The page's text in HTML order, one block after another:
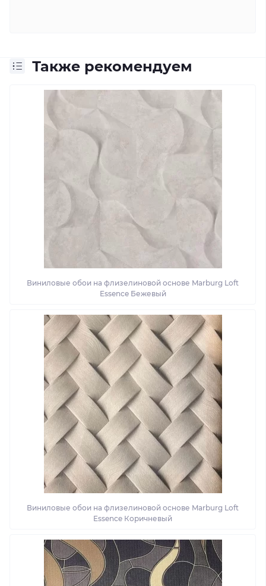
Также рекомендуем
Виниловые обои на флизелиновой основе Marburg Loft
Essence Бежевый
Виниловые обои на флизелиновой основе Marburg Loft
Essence Коричневый